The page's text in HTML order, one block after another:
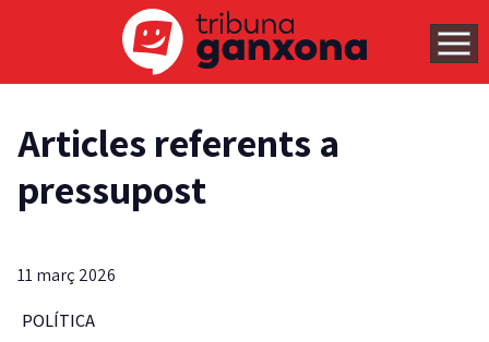
Articles referents a
pressupost
11 març 2026
POLÍTICA